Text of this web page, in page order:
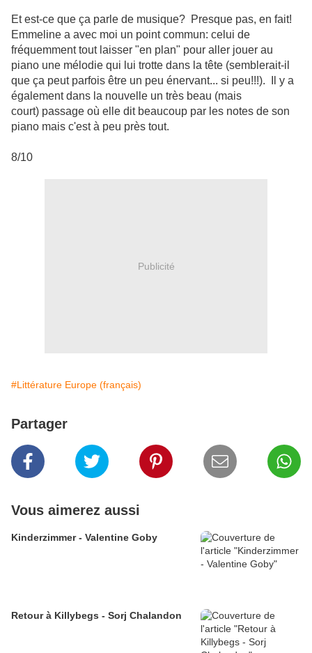
Et est-ce que ça parle de musique? Presque pas, en fait!
Emmeline a avec moi un point commun: celui de
fréquemment tout laisser "en plan" pour aller jouer au
piano une mélodie qui lui trotte dans la tête (semblerait-il
que ça peut parfois être un peu énervant... si peu!!!). Il y a
également dans la nouvelle un très beau (mais
court) passage où elle dit beaucoup par les notes de son
piano mais c'est à peu près tout.
8/10
Publicité
#Littérature Europe (français)
Partager
Vous aimerez aussi
Kinderzimmer - Valentine Goby
Retour à Killybegs - Sorj Chalandon